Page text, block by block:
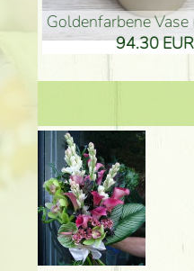
goldenfarbene Vase
94.30 EUR